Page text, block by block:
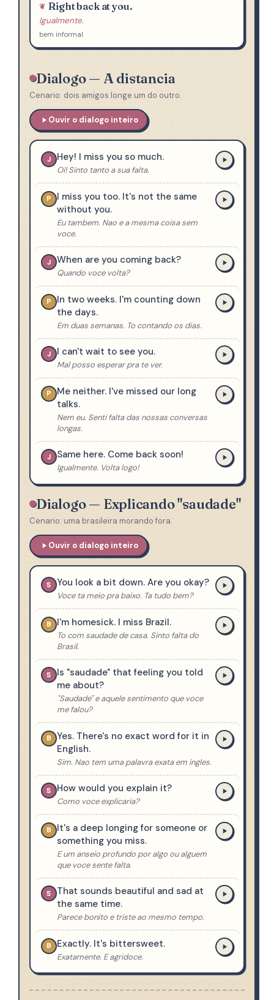
Right back at you.
Igualmente.
bem informal
Dialogo — A distancia
Cenario: dois amigos longe um do outro.
Ouvir o dialogo inteiro
J Hey! I miss you so much.
Oi! Sinto tanto a sua falta.
P I miss you too. It's not the same
without you.
Eu tambem. Nao e a mesma coisa sem
voce.
J When are you coming back?
Quando voce volta?
P In two weeks. I'm counting down
the days.
Em duas semanas. To contando os dias.
J I can't wait to see you.
Mal posso esperar pra te ver.
P Me neither. I've missed our long
talks.
Nem eu. Senti falta das nossas conversas
longas.
J Same here. Come back soon!
Igualmente. Volta logo!
Dialogo — Explicando "saudade"
Cenario: uma brasileira morando fora.
Ouvir o dialogo inteiro
S You look a bit down. Are you okay?
Voce ta meio pra baixo. Ta tudo bem?
B I'm homesick. I miss Brazil.
To com saudade de casa. Sinto falta do
Brasil.
S Is "saudade" that feeling you told
me about?
"Saudade" e aquele sentimento que voce
me falou?
B Yes. There's no exact word for it in
English.
Sim. Nao tem uma palavra exata em ingles.
S How would you explain it?
Como voce explicaria?
B It's a deep longing for someone or
something you miss.
E um anseio profundo por algo ou alguem
que voce sente falta.
S That sounds beautiful and sad at
the same time.
Parece bonito e triste ao mesmo tempo.
B Exactly. It's bittersweet.
Exatamente. E agridoce.